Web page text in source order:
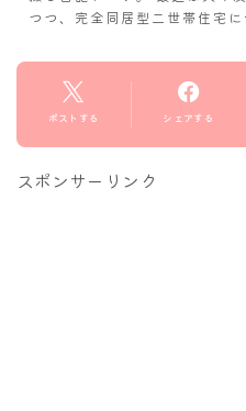
つつ、完全同居型二世帯住宅に
ポストする シェアする
スポンサーリンク